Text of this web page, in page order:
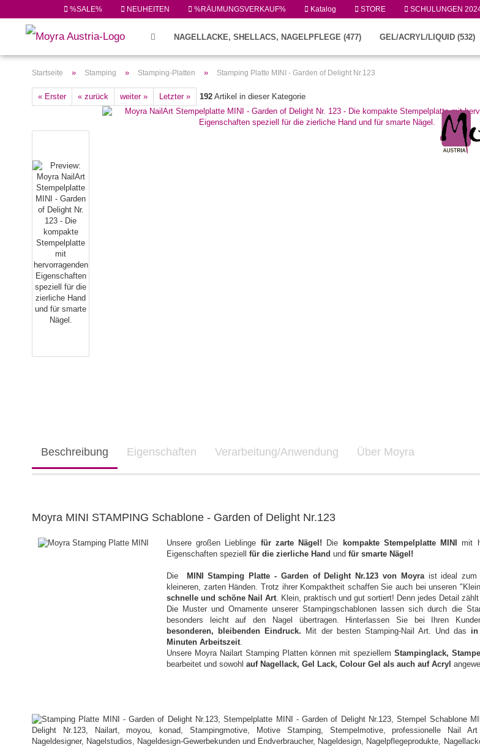
%SALE% NEUHEITEN %RÄUMUNGSVERKAUF% Katalog STORE SCHULUNGEN
NAGELLACKE, SHELLACS, NAGELPFLEGE (477) GEL/ACRYL/LIQUID (532)
Startseite » Stamping » Stamping-Platten » Stamping Platte MINI - Garden of Delight Nr.123
« Erster « zurück weiter » Letzter » 192 Artikel in dieser Kategorie
Beschreibung Eigenschaften Verarbeitung/Anwendung Über Moyra
Moyra MINI STAMPING Schablone - Garden of Delight Nr.123
Unsere großen Lieblinge für zarte Nägel! Die kompakte Stempelplatte MINI
mit
Eigenschaften speziell für die zierliche Hand und für smarte Nägel!
Die MINI Stamping Platte - Garden of Delight Nr.123 von Moyra ist ideal zum
kleineren, zarten Händen. Trotz ihrer Kompaktheit schaffen Sie auch bei unseren
schnelle und schöne Nail Art. Klein, praktisch und gut sortiert! Denn jedes Detail
Die Muster und Ornamente unserer Stampingschablonen lassen sich durch die
besonders leicht auf den Nagel übertragen. Hinterlassen Sie bei Ihren
besonderen, bleibenden Eindruck. Mit der besten Stamping-Nail Art. Und das
Minuten Arbeitszeit.
Unsere Moyra Nailart Stamping Platten können mit speziellem Stampinglack,
bearbeitet und sowohl auf Nagellack, Gel Lack, Colour Gel als auch auf Acryl